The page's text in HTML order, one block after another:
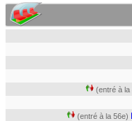
(entré à la
(entré à la 56e)